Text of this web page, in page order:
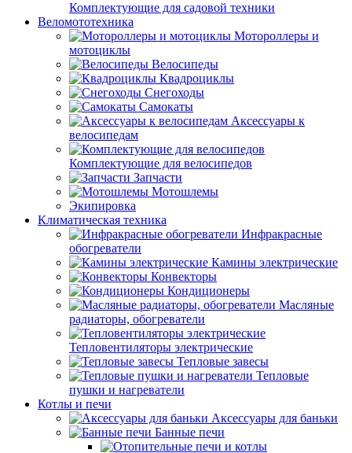
Комплектующие для садовой техники
Веломототехника
Мотороллеры и
мотоциклы
Велосипеды
Квадроциклы
Снегоходы
Самокаты
Аксессуары к
велосипедам
Комплектующие для велосипедов
Запчасти
Мотошлемы
Экипировка
Климатическая техника
Инфракрасные
обогреватели
Камины электрические
Конвекторы
Кондиционеры
Масляные
радиаторы, обогреватели
Тепловентиляторы электрические
Тепловые завесы
Тепловые
пушки и нагреватели
Котлы и печи
Аксессуары для баньки
Банные печи